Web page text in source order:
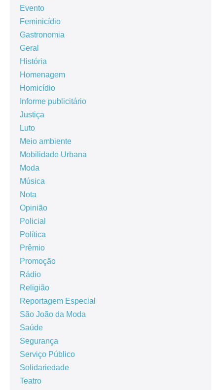
Evento
Feminicídio
Gastronomia
Geral
História
Homenagem
Homicídio
Informe publicitário
Justiça
Luto
Meio ambiente
Mobilidade Urbana
Moda
Música
Nota
Opinião
Policial
Política
Prêmio
Promoção
Rádio
Religião
Reportagem Especial
São João da Moda
Saúde
Segurança
Serviço Público
Solidariedade
Teatro